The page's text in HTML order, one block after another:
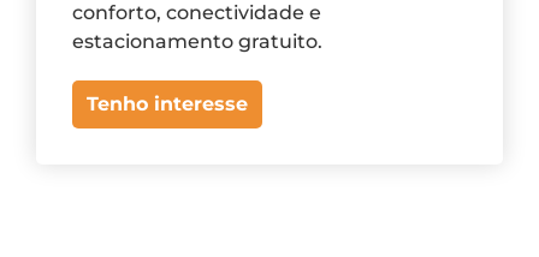
conforto, conectividade e
estacionamento gratuito.
Tenho interesse